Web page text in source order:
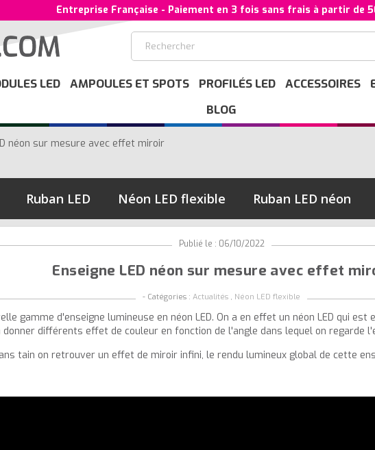
Entreprise Française - Paiement en 3 fois sans frais à partir de
LED AMPOULES ET SPOTS PROFILÉS LED ACCESSOIRES
BLOG
néon sur mesure avec effet miroir
Ruban LED Néon LED flexible Ruban LED néon
Publié le : 06/10/2022
Enseigne LED néon sur mesure avec effet
- Catégories : Actualités , Néon LED flexible
gamme d'enseigne lumineuse en néon LED. On a en effet un néon LED qui
différents effet de couleur en fonction de l'angle dans lequel on regarde
tain on retrouver un effet de miroir infini, le rendu lumineux global de cette